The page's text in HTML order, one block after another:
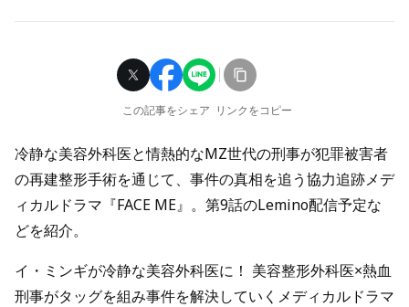
この記事をシェア リンクをコピー
冷静な美容外科医と情熱的なMZ世代の刑事が犯罪被害者
の再建整形手術を通じて、事件の真相を追う協力追跡メデ
ィカルドラマ『FACE ME』。第9話のLemino配信予定な
どを紹介。
イ・ミンギが冷静な美容外科医に！ 美容整形外科医×熱血
刑事がタッグを組み事件を解決していくメディカルドラマ